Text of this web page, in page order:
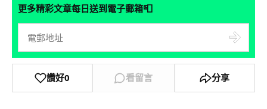
更多精彩文章每日送到電子郵箱📮
讚好0 看留言 分享